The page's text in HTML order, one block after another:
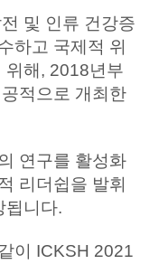
및 인류 건강증
하고 국제적 위
위해, 2018년부
적으로 개최한
연구를 활성화
리더쉽을 발휘
됩니다.
이 ICKSH 2021